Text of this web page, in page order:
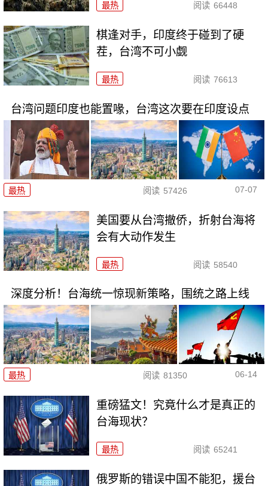
最热 阅读 66448
棋逢对手，印度终于碰到了硬
茬，台湾不可小觑
最热 阅读 76613
台湾问题印度也能置喙，台湾这次要在印度设点
最热 阅读 57426 07-07
美国要从台湾撤侨，折射台海将
会有大动作发生
最热 阅读 58540
深度分析！台海统一惊现新策略，围统之路上线
最热 阅读 81350 06-14
重磅猛文！究竟什么才是真正的
台海现状？
最热 阅读 65241
俄罗斯的错误中国不能犯，援台